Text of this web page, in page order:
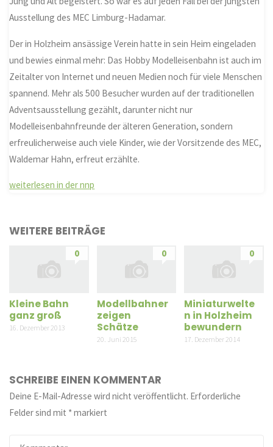
Ausstellung des MEC Limburg-Hadamar.
Der in Holzheim ansässige Verein hatte in sein Heim eingeladen
und bewies einmal mehr: Das Hobby Modelleisenbahn ist auch im
Zeitalter von Internet und neuen Medien noch für viele Menschen
spannend. Mehr als 500 Besucher wurden auf der traditionellen
Adventsausstellung gezählt, darunter nicht nur
Modelleisenbahnfreunde der älteren Generation, sondern
erfreulicherweise auch viele Kinder, wie der Vorsitzende des MEC,
Waldemar Hahn, erfreut erzählte.
weiterlesen in der nnp
WEITERE BEITRÄGE
0
Kleine Bahn
ganz groß
16. Dezember 2013
0
Modellbahner
zeigen
Schätze
20. Juni 2015
0
Miniaturwelte
n in Holzheim
bewundern
17. Dezember 2014
SCHREIBE EINEN KOMMENTAR
Deine E-Mail-Adresse wird nicht veröffentlicht. Erforderliche
Felder sind mit *markiert